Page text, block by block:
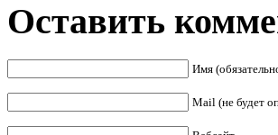
Оставить
Имя
Mail (не будет